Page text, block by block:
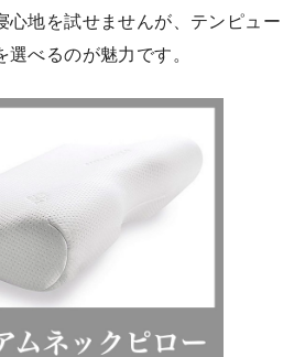
心地を試せませんが、テンピュー
べるのが魅力です。